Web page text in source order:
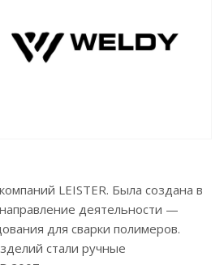
LEISTER. Была создана в
деятельности —
для сварки полимеров.
стали ручные